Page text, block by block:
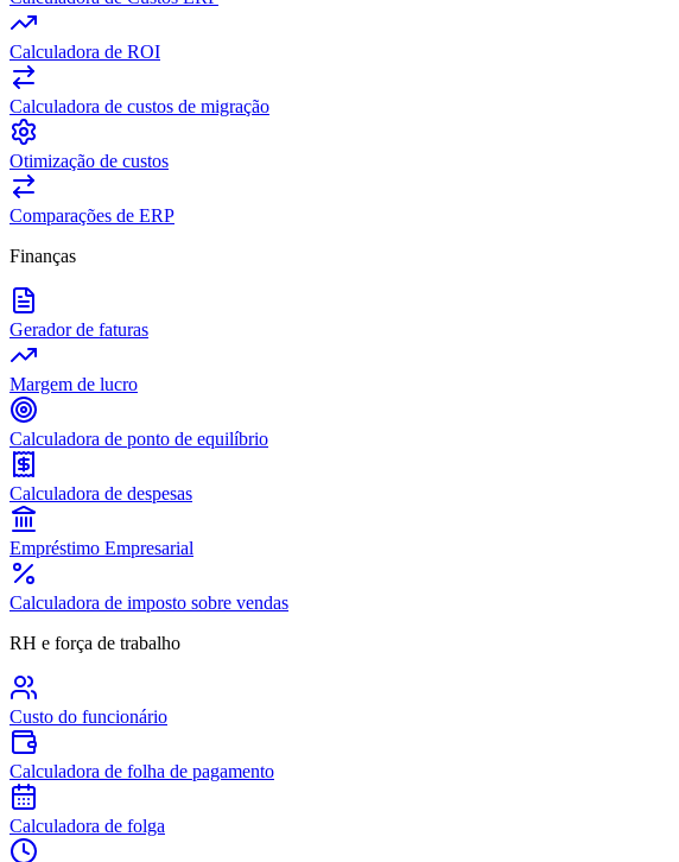
Calculadora de ROI
Calculadora de custos de migração
Otimização de custos
Comparações de ERP
Finanças
Gerador de faturas
Margem de lucro
Calculadora de ponto de equilíbrio
Calculadora de despesas
Empréstimo Empresarial
Calculadora de imposto sobre vendas
RH e força de trabalho
Custo do funcionário
Calculadora de folha de pagamento
Calculadora de folga